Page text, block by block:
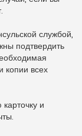
службой,
подтвердить
копии всех
и